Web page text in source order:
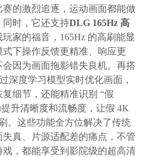
的激烈追逐，运动画面都能做
同时，它还支持DLG 165Hz 高
玩家的福音，165Hz 的高刷能显
下操作反馈更精准、响应更
因为画面拖影错失良机。再搭
过深度学习模型实时优化画面，
细节，还能精准识别 “假
升清晰度和流畅度，让假 4K
。这些功能全方位解决了传统
真、片源适配差的痛点，不管
，都能享受到影院级的超高清